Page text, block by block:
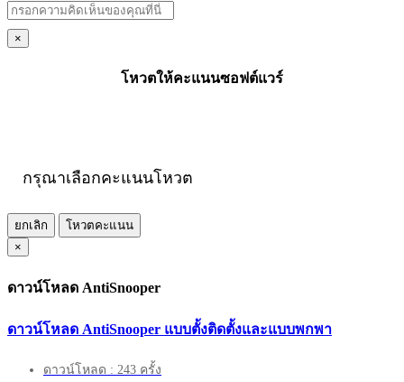
×
โหวตให้คะแนนซอฟต์แวร์
กรุณาเลือกคะแนนโหวต
ยกเลิก
โหวตคะแนน
×
ดาวน์โหลด AntiSnooper
ดาวน์โหลด AntiSnooper แบบตั้งติดตั้งและแบบพกพา
ดาวน์โหลด : 243 ครั้ง